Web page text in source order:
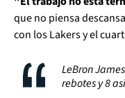
que no piensa
con los Lakers y el
LeBron
rebotes y 8